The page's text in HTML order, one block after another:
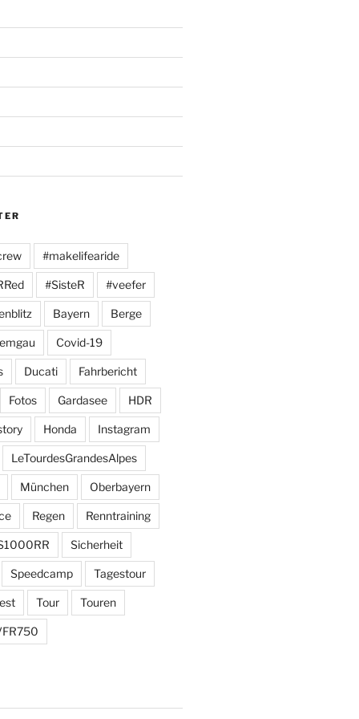
#makelifearide
#SisteR #veefer
Bayern Berge
Covid-19
Ducati Fahrbericht
Fotos Gardasee HDR
Honda Instagram
LeTourdesGrandesAlpes
München Oberbayern
Regen Renntraining
Sicherheit
Speedcamp Tagestour
Tour Touren